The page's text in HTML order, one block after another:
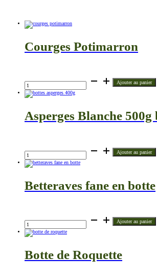
Courges Potimarron
de
Courges
Potimarron
Ajouter au panier
Asperges Blanche 500g
de
Asperges
Blanche
500g
Ajouter au panier
Betteraves fane en botte
de
Betteraves
fane
en
Ajouter au panier
Botte de Roquette